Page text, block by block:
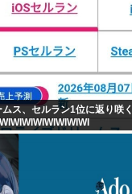
ムス、セルラン1位に返り咲く